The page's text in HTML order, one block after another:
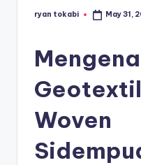
Posted
ryan tokabi May 31,